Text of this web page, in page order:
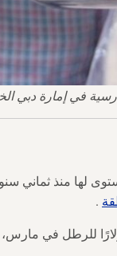
— كريم صاحب/وكالة فرانس برس
لها منذ ثماني
.